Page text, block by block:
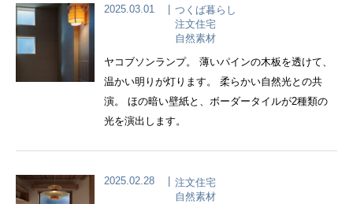
2025.03.01
つくば暮らし
注文住宅
自然素材
ヤコブソンランプ。 薄いパインの木板を透けて、
温かい明りが灯ります。 柔らかい自然光との共
演。 ほの暗い壁紙と、ボーダータイルが2種類の
光を演出します。
2025.02.28
注文住宅
自然素材